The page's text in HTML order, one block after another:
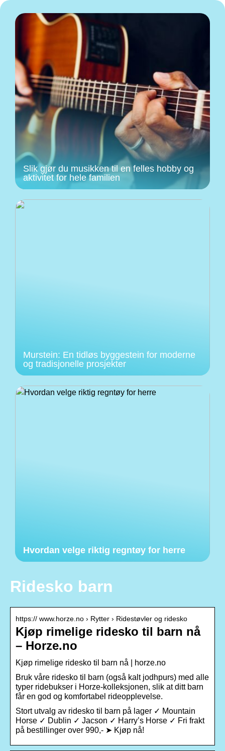
Slik gjør du musikken til en felles hobby og
aktivitet for hele familien
Murstein: En tidløs byggestein for moderne
og tradisjonelle prosjekter
Hvordan velge riktig regntøy for herre
Ridesko barn
https:// www.horze.no › Rytter › Ridestøvler og ridesko
Kjøp rimelige ridesko til barn nå
– Horze.no
Kjøp rimelige ridesko til barn nå | horze.no
Bruk våre ridesko til barn (også kalt jodhpurs) med alle
typer ridebukser i Horze-kolleksjonen, slik at ditt barn
får en god og komfortabel rideopplevelse.
Stort utvalg av ridesko til barn på lager ✓ Mountain
Horse ✓ Dublin ✓ Jacson ✓ Harry’s Horse ✓ Fri frakt
på bestillinger over 990,- ➤ Kjøp nå!